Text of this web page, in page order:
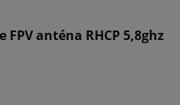
FPV anténa RHCP 5,8ghz